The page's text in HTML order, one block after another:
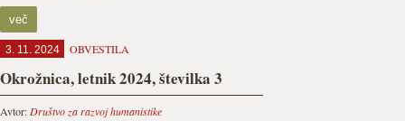
več
3. 11. 2024 OBVESTILA
Okrožnica, letnik 2024, številka 3
Avtor: Društvo za razvoj humanistike